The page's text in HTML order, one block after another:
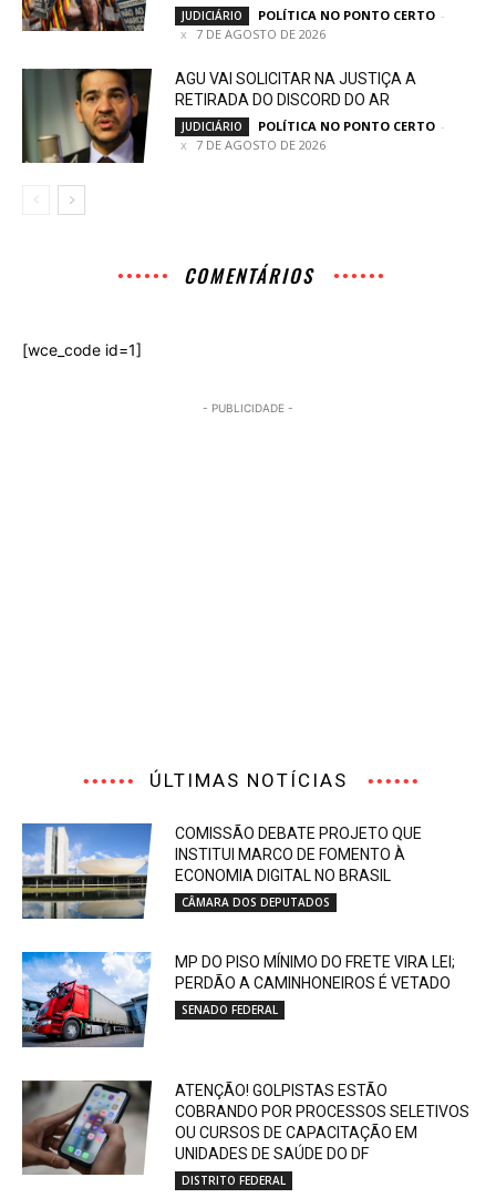
JUDICIÁRIO POLÍTICA NO PONTO CERTO -
7 DE AGOSTO DE 2026
AGU VAI SOLICITAR NA JUSTIÇA A
RETIRADA DO DISCORD DO AR
JUDICIÁRIO POLÍTICA NO PONTO CERTO -
7 DE AGOSTO DE 2026
COMENTÁRIOS
[wce_code id=1]
- PUBLICIDADE -
ÚLTIMAS NOTÍCIAS
COMISSÃO DEBATE PROJETO QUE
INSTITUI MARCO DE FOMENTO À
ECONOMIA DIGITAL NO BRASIL
CÂMARA DOS DEPUTADOS
MP DO PISO MÍNIMO DO FRETE VIRA LEI;
PERDÃO A CAMINHONEIROS É VETADO
SENADO FEDERAL
ATENÇÃO! GOLPISTAS ESTÃO
COBRANDO POR PROCESSOS SELETIVOS
OU CURSOS DE CAPACITAÇÃO EM
UNIDADES DE SAÚDE DO DF
DISTRITO FEDERAL